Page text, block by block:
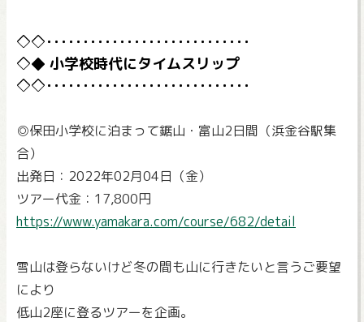
小学校時代にタイムスリップ
◎保田小学校に泊まって鋸山・富山2日間（浜金谷駅集
合）
出発日：2022年02月04日（金）
ツアー代金：17,800円
https://www.yamakara.com/course/682/detail
雪山は登らないけど冬の間も山に行きたいと言うご要望
により
低山2座に登るツアーを企画。